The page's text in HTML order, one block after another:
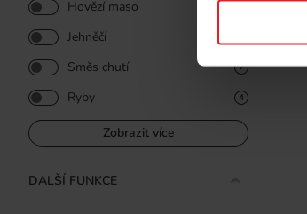
Hovězí maso
Jehněčí
Směs chutí 7
Ryby 4
Zobrazit více
DALŠÍ FUNKCE